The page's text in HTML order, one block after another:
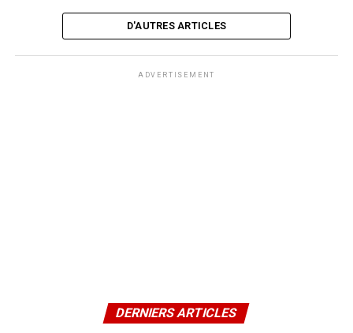
D'AUTRES ARTICLES
ADVERTISEMENT
DERNIERS ARTICLES